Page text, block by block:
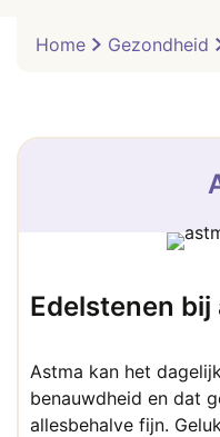
Home Gezondheid
Edelstenen bij
Astma kan het
benauwdheid en dat
allesbehalve fijn.